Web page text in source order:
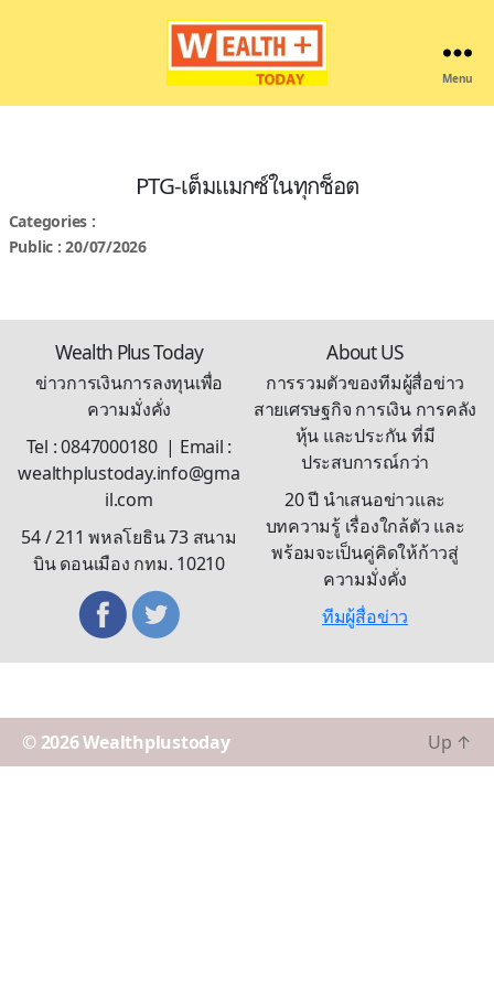
Menu
PTG-เต็มแมกซ์ในทุกช็อต
Categories :
Public : 20/07/2026
Wealth Plus Today
ข่าวการเงินการลงทุนเพื่อ
ความมั่งคั่ง
Tel : 0847000180 | Email :
wealthplustoday.info@gma
il.com
54 / 211 พหลโยธิน 73 สนาม
บิน ดอนเมือง กทม. 10210
About US
การรวมตัวของทีมผู้สื่อข่าว
สายเศรษฐกิจ การเงิน การคลัง
หุ้น และประกัน ที่มี
ประสบการณ์กว่า
20 ปี นำเสนอข่าวและ
บทความรู้ เรื่องใกล้ตัว และ
พร้อมจะเป็นคู่คิดให้ก้าวสู่
ความมั่งคั่ง
ทีมผู้สื่อข่าว
© 2026Wealthplustoday Up ↑